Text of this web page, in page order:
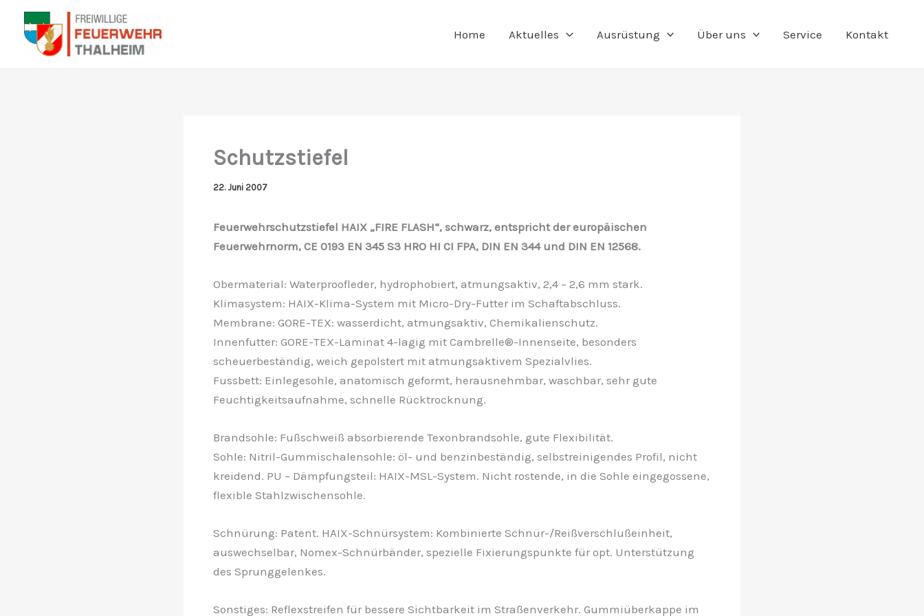
Zum
Inhalt
springen
Home Aktuelles Ausrüstung Über uns Service Kontakt
Schutzstiefel
22. Juni 2007
Feuerwehrschutzstiefel HAIX „FIRE FLASH“, schwarz, entspricht der europäischen
Feuerwehrnorm, CE 0193 EN 345 S3 HRO HI CI FPA, DIN EN 344 und DIN EN 12568.
Obermaterial: Waterproofleder, hydrophobiert, atmungsaktiv, 2,4 – 2,6 mm stark.
Klimasystem: HAIX-Klima-System mit Micro-Dry-Futter im Schaftabschluss.
Membrane: GORE-TEX: wasserdicht, atmungsaktiv, Chemikalienschutz.
Innenfutter: GORE-TEX-Laminat 4-lagig mit Cambrelle®-Innenseite, besonders
scheuerbeständig, weich gepolstert mit atmungsaktivem Spezialvlies.
Fussbett: Einlegesohle, anatomisch geformt, herausnehmbar, waschbar, sehr gute
Feuchtigkeitsaufnahme, schnelle Rücktrocknung.
Brandsohle: Fußschweiß absorbierende Texonbrandsohle, gute Flexibilität.
Sohle: Nitril-Gummischalensohle: öl- und benzinbeständig, selbstreinigendes Profil, nicht
kreidend. PU – Dämpfungsteil: HAIX-MSL-System. Nicht rostende, in die Sohle eingegossene,
flexible Stahlzwischensohle.
Schnürung: Patent. HAIX-Schnürsystem: Kombinierte Schnür-/Reißverschlußeinheit,
auswechselbar, Nomex-Schnürbänder, spezielle Fixierungspunkte für opt. Unterstützung
des Sprunggelenkes.
Sonstiges: Reflexstreifen für bessere Sichtbarkeit im Straßenverkehr. Gummiüberkappe im